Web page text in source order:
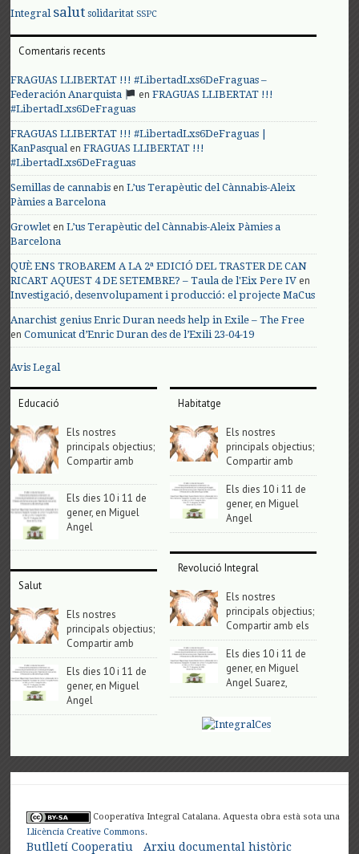
Integral salut solidaritat SSPC
Comentaris recents
FRAGUAS LLIBERTAT !!! #LibertadLxs6DeFraguas –
Federación Anarquista
enFRAGUAS LLIBERTAT !!!
#LibertadLxs6DeFraguas
FRAGUAS LLIBERTAT !!! #LibertadLxs6DeFraguas |
KanPasqualenFRAGUAS LLIBERTAT !!!
#LibertadLxs6DeFraguas
Semillas de cannabis enL’us Terapèutic del Cànnabis-Aleix
Pàmies a Barcelona
Growlet enL’us Terapèutic del Cànnabis-Aleix Pàmies a
Barcelona
QUÈ ENS TROBAREM A LA 2ª EDICIÓ DEL TRASTER DE CAN
RICART AQUEST 4 DE SETEMBRE? – Taula de l'Eix Pere IV en
Investigació, desenvolupament i producció: el projecte MaCus
Anarchist genius Enric Duran needs help in Exile – The Free
enComunicat d’Enric Duran des de l’Exili 23-04-19
Avis Legal
Educació
Els nostres
principals objectius;
Compartir amb
Els dies 10 i 11 de
gener, en Miguel
Angel
Salut
Els nostres
principals objectius;
Compartir amb
Els dies 10 i 11 de
gener, en Miguel
Angel
Habitatge
Els nostres
principals objectius;
Compartir amb
Els dies 10 i 11 de
gener, en Miguel
Angel
Revolució Integral
Els nostres
principals objectius;
Compartir amb els
Els dies 10 i 11 de
gener, en Miguel
Angel Suarez,
Cooperativa Integral Catalana. Aquesta obra està sota una
Llicència Creative Commons.
Butlletí Cooperatiu Arxiu documental històric